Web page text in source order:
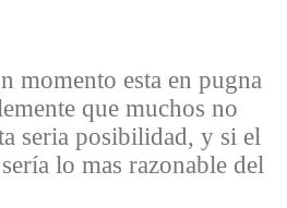
momento esta en pugna
que muchos no
seria posibilidad, y si el
lo mas razonable del